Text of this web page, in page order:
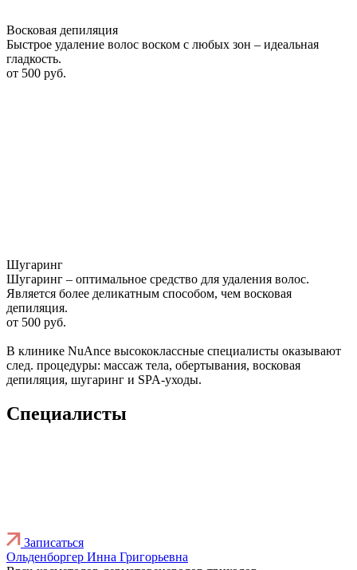
Восковая депиляция
Быстрое удаление волос воском с любых зон – идеальная
гладкость.
от 500 руб.
Шугаринг
Шугаринг – оптимальное средство для удаления волос.
Является более деликатным способом, чем восковая
депиляция.
от 500 руб.
В клинике NuAnce высококлассные специалисты оказывают
след. процедуры: массаж тела, обертывания, восковая
депиляция, шугаринг и SPA-уходы.
Специалисты
Записаться
Ольденборгер Инна Григорьевна